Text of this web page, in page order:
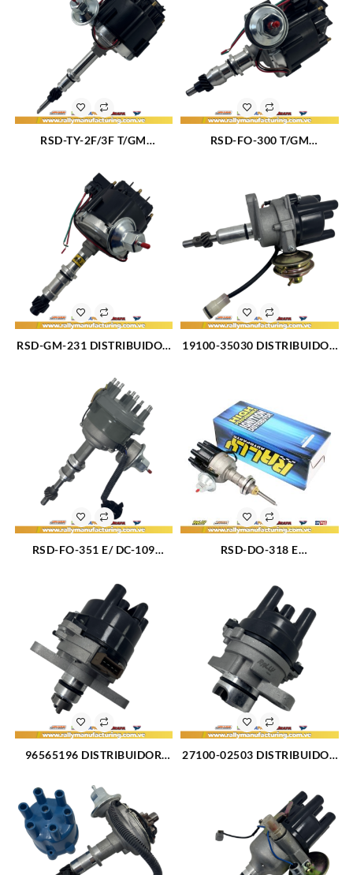
RSD-TY-2F/3F T/GM
2F/3F – LAND CRUISER –
SAMURAI M4.0 – 4.2L (75-
87) 6CIL TIPO GM (227)
RSD-FO-300 T/GM
BRONCO- F600 M300 (4.9L)
6CIL TIPO GM (875)
RSD-GM-231 DISTRIBUIDOR
CARLO M196 (3.2L) M231
(3.8L) (75-81) 6CIL (525)
19100-35030 DISTRIBUIDOR
RSD-FO-351 E/ DC-109
F250 – F350 – BRONCO
CARBURADO M351 (5.8 –
6.6L) (77-85) 8CIL TAPA DC-
109 (369)
RSD-DO-318 E
CHRYSLER M5.2 – 5.9L (318)
(165)
96565196 DISTRIBUIDOR
SOHC 6V 3CIL (524)
27100-02503 DISTRIBUIDOR
EXCEL M1.3 – 1.5L (93-99)
4CIL (526)